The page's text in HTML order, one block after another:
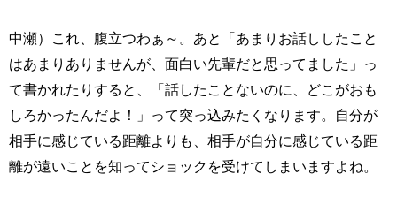
中瀬）これ、腹立つわぁ～。あと「あまりお話ししたこと
はあまりありませんが、面白い先輩だと思ってました」っ
て書かれたりすると、「話したことないのに、どこがおも
しろかったんだよ！」って突っ込みたくなります。自分が
相手に感じている距離よりも、相手が自分に感じている距
離が遠いことを知ってショックを受けてしまいますよね。